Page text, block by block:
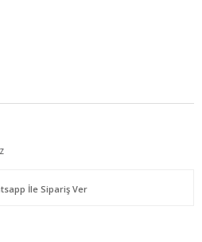
İle Sipariş Ver